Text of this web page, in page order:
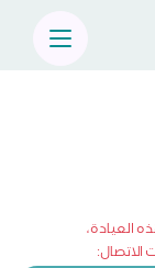
العيادة،